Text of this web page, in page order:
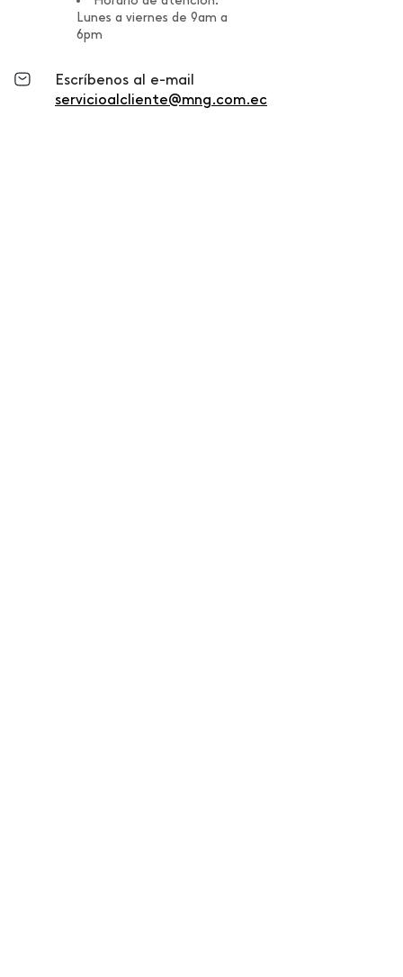
Lunes a viernes de 9am a
6pm
Escríbenos al e-mail
servicioalcliente@mng.com.ec